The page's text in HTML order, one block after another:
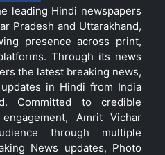
leading Hindi newspapers
Pradesh and Uttarakhand,
presence across print,
Through its news
the latest breaking news,
in Hindi from India
Committed to credible
Amrit Vichar
through multiple
News updates, Photo